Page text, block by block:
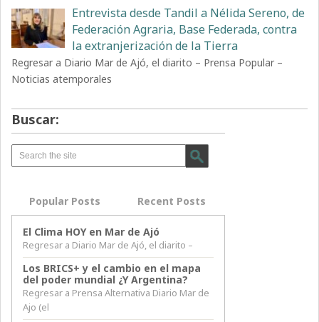
Entrevista desde Tandil a Nélida Sereno, de
Federación Agraria, Base Federada, contra
la extranjerización de la Tierra
Regresar a Diario Mar de Ajó, el diarito – Prensa Popular –
Noticias atemporales
Buscar:
Popular Posts Recent Posts
El Clima HOY en Mar de Ajó
Regresar a Diario Mar de Ajó, el diarito –
Los BRICS+ y el cambio en el mapa
del poder mundial ¿Y Argentina?
Regresar a Prensa Alternativa Diario Mar de
Ajo (el